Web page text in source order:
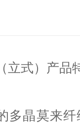
式） 产品
多晶莫来